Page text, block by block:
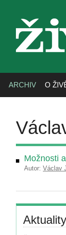
ARCHIV O
Možnosti
Autor: Václav
Aktuality